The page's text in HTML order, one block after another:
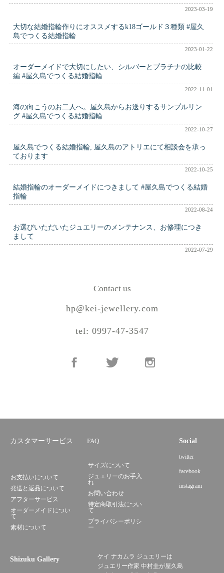
2023-03-19
大切な結婚指輪作りにオススメするk18ゴールド３種類 #屋久
島でつくる結婚指輪
2023-01-22
オーダーメイドで大切にしたい、シルバーとプラチナの比較
編 #屋久島でつくる結婚指輪
2022-11-01
海の向こうのお二人へ。屋久島からお送りするサンプルリン
グ #屋久島でつくる結婚指輪
2022-10-27
屋久島でつくる結婚指輪, 屋久島のアトリエにて相談会を承っ
ております
2022-10-25
結婚指輪のオーダーメイドにつきまして #屋久島でつくる結婚
指輪
2022-08-24
お選びいただいたジュエリーのメンテナンス、お修理につき
まして
2022-07-29
Contact us
hp@kei-jewellery.com
tel: 0997-47-3547
カスタマーサービス FAQ
お支払いについて
発送と返品について
アフターサービス
オーダーメイドについ
て
素材について
サイズについて
ジュエリーのお手入
れ
お問い合わせ
特定商取引法につい
て
プライバシーポリシ
ー
Social
twitter
facebook
instagram
Shizuku Gallery
ケイ ナカムラ ジュエリーは
ジュエリー作家 中村圭が屋久島